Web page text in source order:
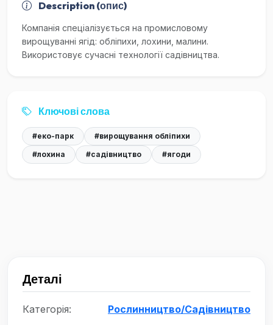
Description (опис)
Компанія спеціалізується на промисловому
вирощуванні ягід: обліпихи, лохини, малини.
Використовує сучасні технології садівництва.
Ключові слова
#еко-парк
#вирощування обліпихи
#лохина
#садівництво #ягоди
Деталі
Категорія: Рослинництво/Садівництво